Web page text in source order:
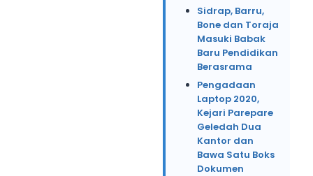
Sidrap, Barru,
Bone dan Toraja
Masuki Babak
Baru Pendidikan
Berasrama
Pengadaan
Laptop 2020,
Kejari Parepare
Geledah Dua
Kantor dan
Bawa Satu Boks
Dokumen